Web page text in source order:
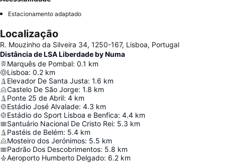
Estacionamento adaptado
Localização
R. Mouzinho da Silveira 34, 1250-167, Lisboa, Portugal
Distância de LSA Liberdade by Numa
Marquês de Pombal: 0.1 km
Lisboa: 0.2 km
Elevador De Santa Justa: 1.6 km
Castelo De São Jorge: 1.8 km
Ponte 25 de Abril: 4 km
Estádio José Alvalade: 4.3 km
Estádio do Sport Lisboa e Benfica: 4.4 km
Santuário Nacional De Cristo Rei: 5.3 km
Pastéis de Belém: 5.4 km
Mosteiro dos Jerónimos: 5.5 km
Padrão Dos Descobrimentos: 5.8 km
Aeroporto Humberto Delgado: 6.2 km